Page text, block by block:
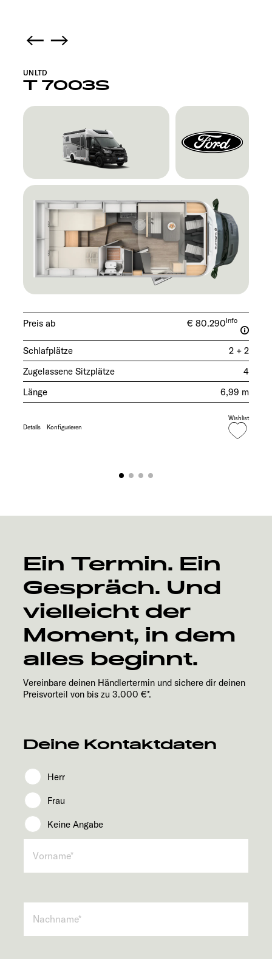
T 7003S
UNLTD
Preis ab € 80.290Info
Schlafplätze
2 + 2
Zugelassene Sitzplätze
4
Länge
6,99 m
Details Konfigurieren
Wishlist
Ein Termin. Ein
Gespräch. Und
vielleicht der
Moment, in dem
alles beginnt.
Vereinbare deinen Händlertermin und sichere dir deinen
Preisvorteil von bis zu 3.000 €*.
Deine Kontaktdaten
Herr
Frau
Keine Angabe